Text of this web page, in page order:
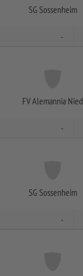
SG Sossenheim
-
FV Alemannia Nied
-
SG Sossenheim
-